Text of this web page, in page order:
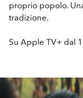
proprio popolo.
tradizione.
Su Apple TV+ dal